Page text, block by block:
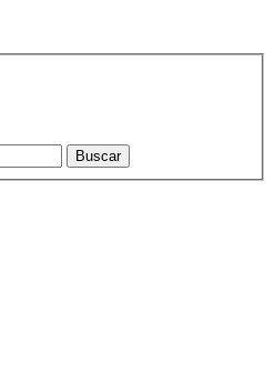
Buscar